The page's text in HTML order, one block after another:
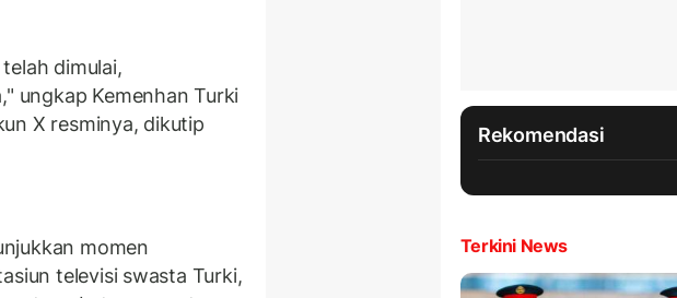
dimulai,
ungkap Kemenhan Turki
X resminya, dikutip
momen
televisi swasta Turki,
Rekomendasi
Terkini News